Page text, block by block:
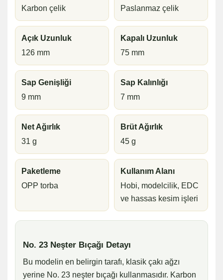
Karbon çelik
Paslanmaz çelik
Açık Uzunluk
126 mm
Kapalı Uzunluk
75 mm
Sap Genişliği
9 mm
Sap Kalınlığı
7 mm
Net Ağırlık
31 g
Brüt Ağırlık
45 g
Paketleme
OPP torba
Kullanım Alanı
Hobi, modelcilik, EDC
ve hassas kesim işleri
No. 23 Neşter Bıçağı Detayı
Bu modelin en belirgin tarafı, klasik çakı ağzı
yerine No. 23 neşter bıçağı kullanmasıdır. Karbon